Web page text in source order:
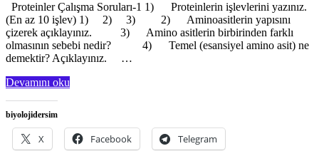
Proteinler Çalışma Soruları-1 1) Proteinlerin işlevlerini yazınız.
(En az 10 işlev) 1) 2) 3) 2) Aminoasitlerin yapısını
çizerek açıklayınız. 3) Amino asitlerin birbirinden farklı
olmasının sebebi nedir? 4) Temel (esansiyel amino asit) ne
demektir? Açıklayınız. …
Devamını oku
biyolojidersim
X Facebook Telegram